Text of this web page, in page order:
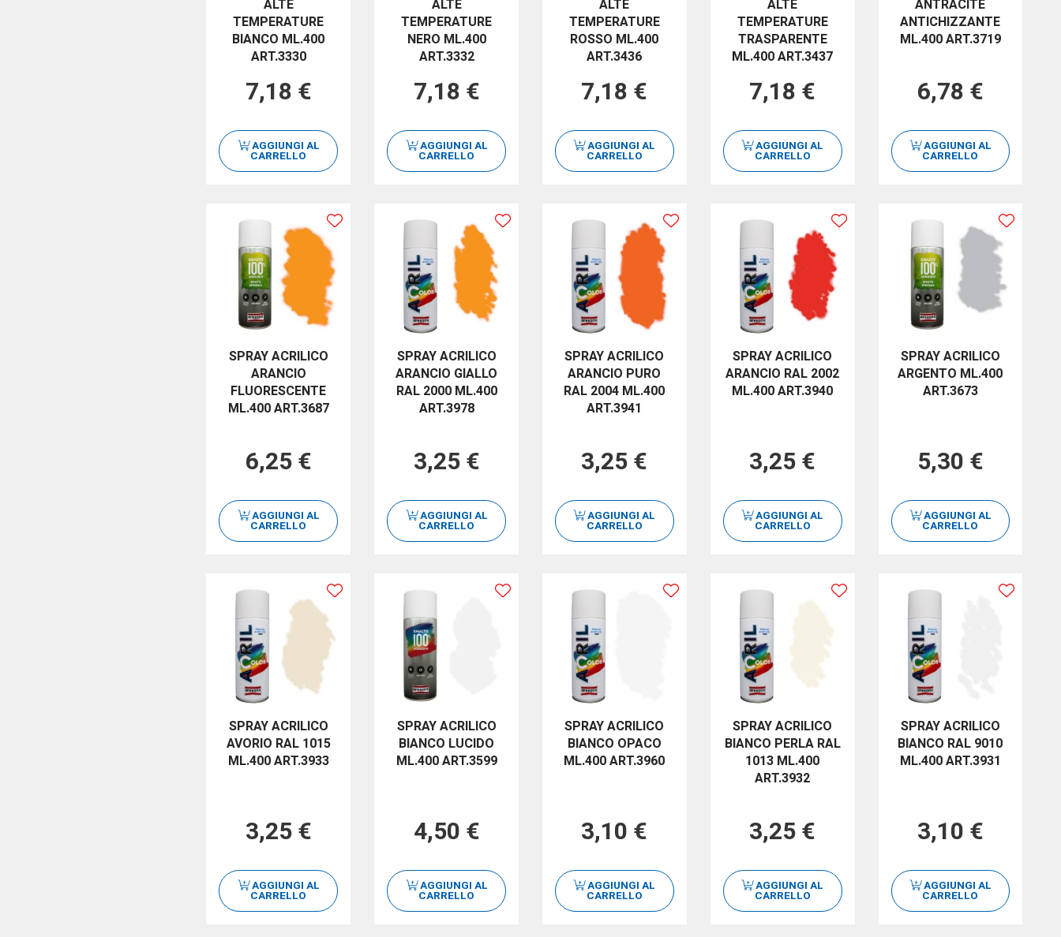
ALTE
TEMPERATURE
BIANCO ML.400
ART.3330
7,18 €
AGGIUNGI AL
CARRELLO
ALTE
TEMPERATURE
NERO ML.400
ART.3332
7,18 €
AGGIUNGI AL
CARRELLO
ALTE
TEMPERATURE
ROSSO ML.400
ART.3436
7,18 €
AGGIUNGI AL
CARRELLO
ALTE
TEMPERATURE
TRASPARENTE
ML.400 ART.3437
7,18 €
AGGIUNGI AL
CARRELLO
ANTRACITE
ANTICHIZZANTE
ML.400 ART.3719
6,78 €
AGGIUNGI AL
CARRELLO
SPRAY ACRILICO
ARANCIO
FLUORESCENTE
ML.400 ART.3687
6,25 €
AGGIUNGI AL
CARRELLO
SPRAY ACRILICO
ARANCIO GIALLO
RAL 2000 ML.400
ART.3978
3,25 €
AGGIUNGI AL
CARRELLO
SPRAY ACRILICO
ARANCIO PURO
RAL 2004 ML.400
ART.3941
3,25 €
AGGIUNGI AL
CARRELLO
SPRAY ACRILICO
ARANCIO RAL 2002
ML.400 ART.3940
3,25 €
AGGIUNGI AL
CARRELLO
SPRAY ACRILICO
ARGENTO ML.400
ART.3673
5,30 €
AGGIUNGI AL
CARRELLO
SPRAY ACRILICO
AVORIO RAL 1015
ML.400 ART.3933
3,25 €
AGGIUNGI AL
CARRELLO
SPRAY ACRILICO
BIANCO LUCIDO
ML.400 ART.3599
4,50 €
AGGIUNGI AL
CARRELLO
SPRAY ACRILICO
BIANCO OPACO
ML.400 ART.3960
3,10 €
AGGIUNGI AL
CARRELLO
SPRAY ACRILICO
BIANCO PERLA RAL
1013 ML.400
ART.3932
3,25 €
AGGIUNGI AL
CARRELLO
SPRAY ACRILICO
BIANCO RAL 9010
ML.400 ART.3931
3,10 €
AGGIUNGI AL
CARRELLO